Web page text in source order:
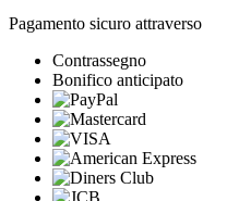
Pagamento sicuro attraverso
Contrassegno
Bonifico anticipato